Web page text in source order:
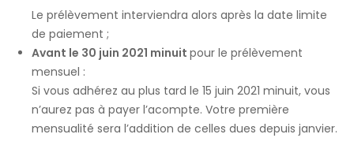
Le prélèvement interviendra alors après la date limite
de paiement ;
Avant le 30 juin 2021 minuit pour le prélèvement
mensuel :
Si vous adhérez au plus tard le 15 juin 2021 minuit, vous
n’aurez pas à payer l’acompte. Votre première
mensualité sera l’addition de celles dues depuis janvier.